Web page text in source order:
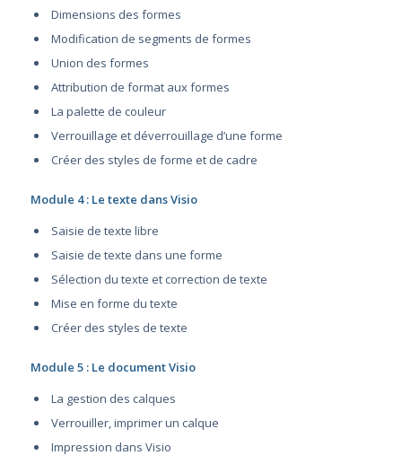
Dimensions des formes
Modification de segments de formes
Union des formes
Attribution de format aux formes
La palette de couleur
Verrouillage et déverrouillage d’une forme
Créer des styles de forme et de cadre
Module 4 : Le texte dans Visio
Saisie de texte libre
Saisie de texte dans une forme
Sélection du texte et correction de texte
Mise en forme du texte
Créer des styles de texte
Module 5 : Le document Visio
La gestion des calques
Verrouiller, imprimer un calque
Impression dans Visio